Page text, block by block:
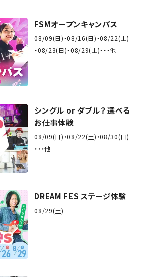
FSMオープンキャンパス
08/09(日) 08/16(日) 08/22(土)
08/23(日) 08/29(土) ・・他
シングル or ダブル？ 選べる
お仕事体験
08/09(日) 08/22(土) 08/30(日)
・・他
DREAM FES ステージ体験
08/29(土)